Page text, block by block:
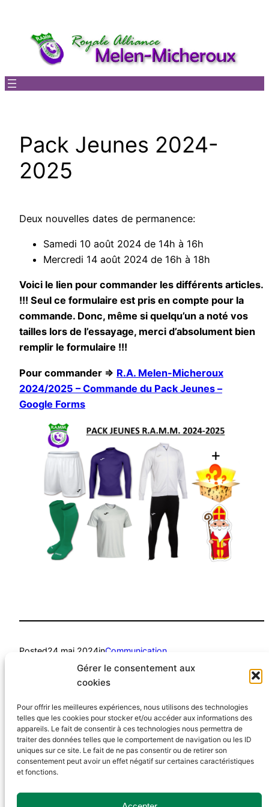
Gérer le consentement aux
cookies
Pour offrir les meilleures expériences, nous utilisons des technologies
telles que les cookies pour stocker et/ou accéder aux informations des
appareils. Le fait de consentir à ces technologies nous permettra de
traiter des données telles que le comportement de navigation ou les ID
uniques sur ce site. Le fait de ne pas consentir ou de retirer son
consentement peut avoir un effet négatif sur certaines caractéristiques
et fonctions.
contenu
Pack Jeunes 2024-
2025
Deux nouvelles dates de permanence:
Samedi 10 août 2024 de 14h à 16h
Mercredi 14 août 2024 de 16h à 18h
Voici le lien pour commander les différents articles.
!!! Seul ce formulaire est pris en compte pour la
commande. Donc, même si quelqu’un a noté vos
tailles lors de l’essayage, merci d’absolument bien
remplir le formulaire !!!
Pour commander => R.A. Melen-Micheroux
2024/2025 – Commande du Pack Jeunes –
Google Forms
Posted24 mai 2024inCommunication
Samuel Defourny
Tags:
Royale Alliance Melen-Micheroux